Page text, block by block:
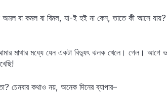
অমল বা কমল বা বিমল, যা-ই হই না কেন, তাতে কী আসে
মাথার মধ্যে যেন একটা বিদ্যুৎ ঝলক খেলে। গেল। আগে
চেনবার কথাও নয়, অনেক দিনের ব্যাপার–